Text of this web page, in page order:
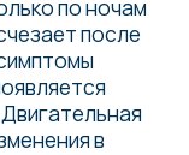
по ночам
после
в